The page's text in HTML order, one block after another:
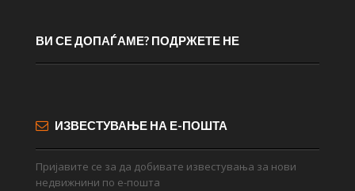
ВИ СЕ ДОПАЃАМЕ? ПОДРЖЕТЕ НЕ
ИЗВЕСТУВАЊЕ НА Е-ПОШТА
Пријавите се за да добивате известувања за нови
недвижнини по е-пошта